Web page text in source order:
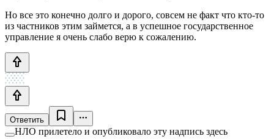
Но все это конечно долго и дорого, совсем не факт что кто-то
из частников этим займется, а в успешное государственное
управление я очень слабо верю к сожалению.
Ответить
НЛО прилетело и опубликовало эту надпись здесь